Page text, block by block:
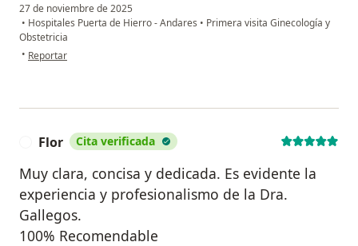
27 de noviembre de 2025
• Hospitales Puerta de Hierro - Andares • Primera visita Ginecología y
Obstetricia
• en opinión del usuario IFT
Reportar
Flor Cita verificada
Muy clara, concisa y dedicada. Es evidente la
experiencia y profesionalismo de la Dra.
Gallegos.
100% Recomendable